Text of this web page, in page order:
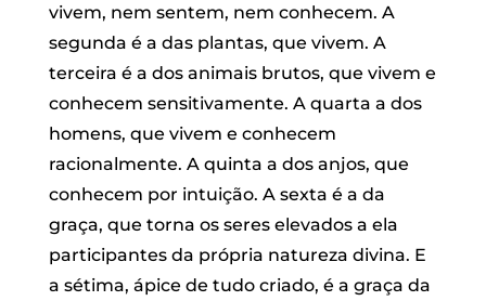
vivem, nem sentem, nem conhecem. A
segunda é a das plantas, que vivem. A
terceira é a dos animais brutos, que vivem e
conhecem sensitivamente. A quarta a dos
homens, que vivem e conhecem
racionalmente. A quinta a dos anjos, que
conhecem por intuição. A sexta é a da
graça, que torna os seres elevados a ela
participantes da própria natureza divina. E
a sétima, ápice de tudo criado, é a graça da